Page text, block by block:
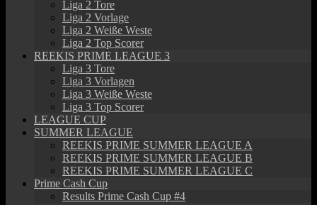
Liga 2 Tore
Liga 2 Vorlage
Liga 2 Weiße Weste
Liga 2 Top Scorer
REEKIS PRIME LEAGUE 3
Liga 3 Tore
Liga 3 Vorlagen
Liga 3 Weiße Weste
Liga 3 Top Scorer
LEAGUE CUP
SUMMER LEAGUE
REEKIS PRIME SUMMER LEAGUE A
REEKIS PRIME SUMMER LEAGUE B
REEKIS PRIME SUMMER LEAGUE C
Prime Cash Cup
Results Prime Cash Cup #4